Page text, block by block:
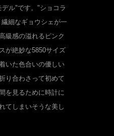
ル"です。"ショコラ
細なギョウシェが一
級感の溢れるピンク
が絶妙な5850サイズ
いた色合いの優しい
り合わさって初めて
を見るために時計に
てしまいそうな美し